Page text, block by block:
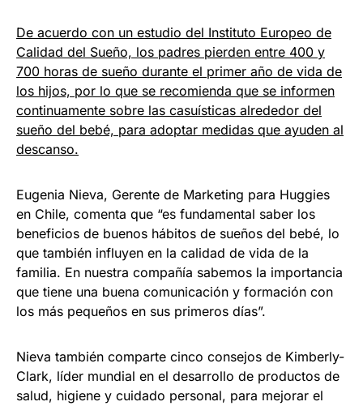
De acuerdo con un estudio del Instituto Europeo de
Calidad del Sueño, los padres pierden entre 400 y
700 horas de sueño durante el primer año de vida de
los hijos, por lo que se recomienda que se informen
continuamente sobre las casuísticas alrededor del
sueño del bebé, para adoptar medidas que ayuden al
descanso.
Eugenia Nieva, Gerente de Marketing para Huggies
en Chile, comenta que “es fundamental saber los
beneficios de buenos hábitos de sueños del bebé, lo
que también influyen en la calidad de vida de la
familia. En nuestra compañía sabemos la importancia
que tiene una buena comunicación y formación con
los más pequeños en sus primeros días”.
Nieva también comparte cinco consejos de Kimberly-
Clark, líder mundial en el desarrollo de productos de
salud, higiene y cuidado personal, para mejorar el